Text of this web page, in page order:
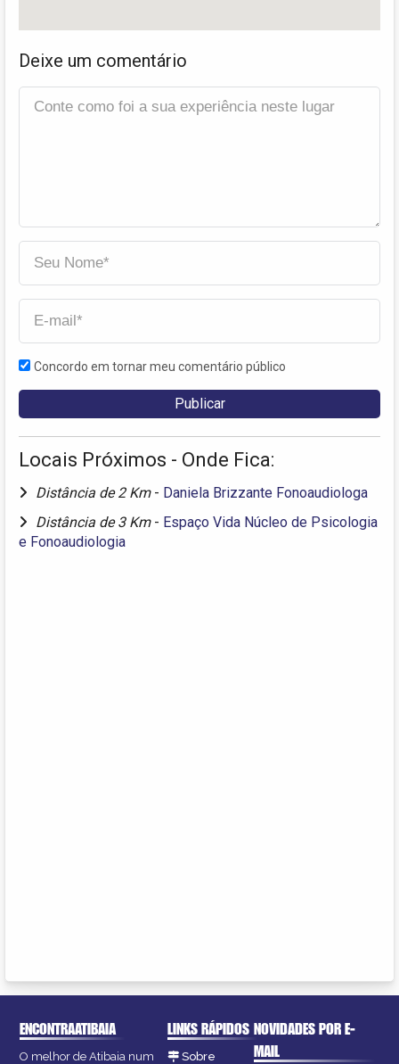
Deixe um comentário
Concordo em tornar meu comentário público
Locais Próximos - Onde Fica:
Distância de 2 Km - Daniela Brizzante Fonoaudiologa
Distância de 3 Km - Espaço Vida Núcleo de Psicologia
e Fonoaudiologia
ENCONTRAATIBAIA
O melhor de Atibaia num
LINKS RÁPIDOS
Sobre
NOVIDADES POR E-
MAIL